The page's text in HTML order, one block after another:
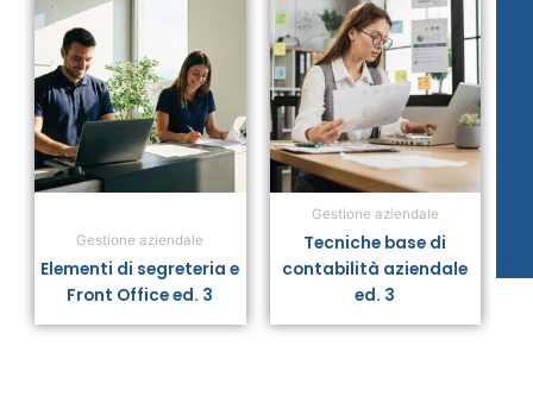
Gestione aziendale
Elementi di segreteria e
Front Office ed. 3
Gestione aziendale
Tecniche base di
contabilità aziendale
ed. 3